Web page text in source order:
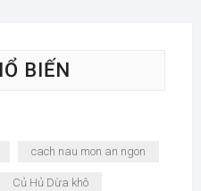
BIẾN
cach nau mon an ngon
Củ Hủ Dừa khô